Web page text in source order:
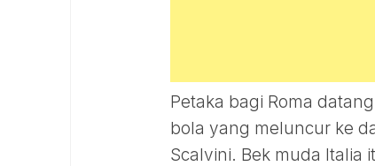
Petaka bagi Roma
bola yang meluncur ke
Scalvini. Bek muda Italia